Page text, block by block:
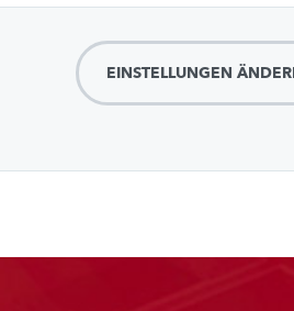
EINSTELLUNGEN